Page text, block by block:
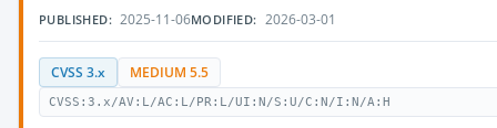
PUBLISHED: 2025-11-06MODIFIED: 2026-03-01
CVSS 3.x MEDIUM 5.5
CVSS:3.x/AV:L/AC:L/PR:L/UI:N/S:U/C:N/I:N/A:H